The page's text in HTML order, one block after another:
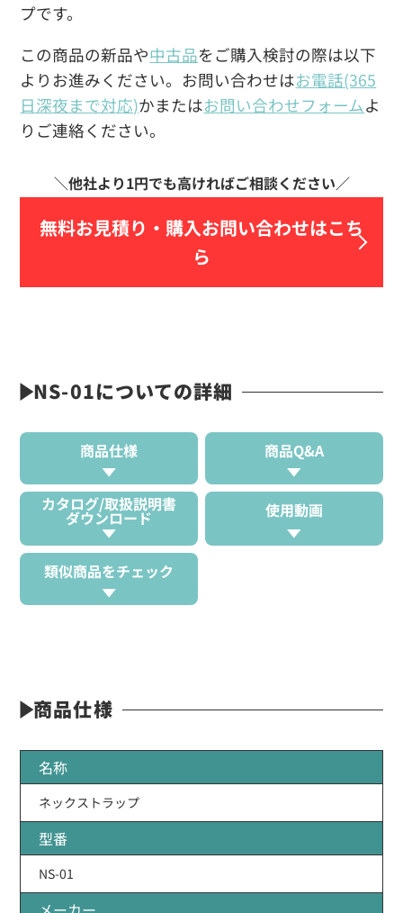
プです。
この商品の新品や中古品をご購入検討の際は以下
よりお進みください。お問い合わせはお電話(365
日深夜まで対応)かまたはお問い合わせフォームよ
りご連絡ください。
無料お見積り・ 購入お問い合わせはこち
ら
NS-01についての詳細
商品仕様 商品Q&A
カタログ/取扱説明書
ダウンロード 使用動画
類似商品をチェック
商品仕様
名称
ネックストラップ
型番
NS-01